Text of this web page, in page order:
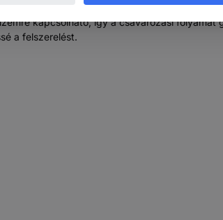
alakú szerszámtartóval rendelkezik. A
kapcsolható, így a csavarozási
a felszerelést.